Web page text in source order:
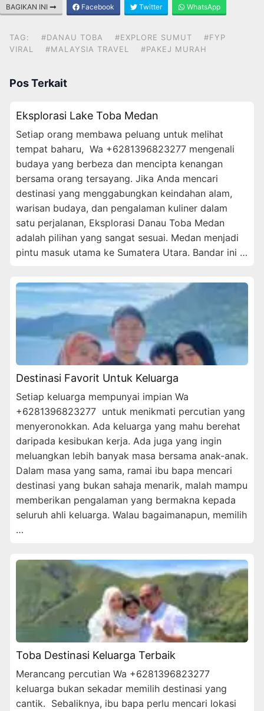
BAGIKAN INI Facebook Twitter WhatsApp
TAG: #DANAU TOBA #EXPLORE SUMUT
#FYP
VIRAL
#MALAYSIA TRAVEL #PAKEJ MURAH
Pos Terkait
Eksplorasi Lake Toba Medan
Setiap orang membawa peluang untuk melihat
tempat baharu, Wa +6281396823277 mengenali
budaya yang berbeza dan mencipta kenangan
bersama orang tersayang. Jika Anda mencari
destinasi yang menggabungkan keindahan alam,
warisan budaya, dan pengalaman kuliner dalam
satu perjalanan, Eksplorasi Danau Toba Medan
adalah pilihan yang sangat sesuai. Medan menjadi
pintu masuk utama ke Sumatera Utara. Bandar ini …
Destinasi Favorit Untuk Keluarga
Setiap keluarga mempunyai impian Wa
+6281396823277 untuk menikmati percutian yang
menyeronokkan. Ada keluarga yang mahu berehat
daripada kesibukan kerja. Ada juga yang ingin
meluangkan lebih banyak masa bersama anak-anak.
Dalam masa yang sama, ramai ibu bapa mencari
destinasi yang bukan sahaja menarik, malah mampu
memberikan pengalaman yang bermakna kepada
seluruh ahli keluarga. Walau bagaimanapun, memilih
…
Toba Destinasi Keluarga Terbaik
Merancang percutian Wa +6281396823277
keluarga bukan sekadar memilih destinasi yang
cantik. Sebaliknya, ibu bapa perlu mencari lokasi